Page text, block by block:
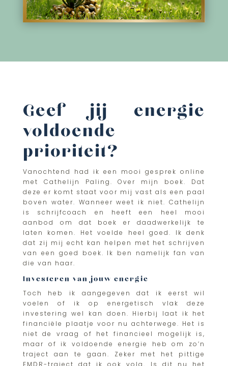
Geef jij energie
voldoende
prioriteit?
Vanochtend had ik een mooi gesprek online
met Cathelijn Paling. Over mijn boek. Dat
deze er komt staat voor mij vast als een paal
boven water. Wanneer weet ik niet. Cathelijn
is schrijfcoach en heeft een heel mooi
aanbod om dat boek er daadwerkelijk te
laten komen. Het voelde heel goed. Ik denk
dat zij mij echt kan helpen met het schrijven
van een goed boek. Ik ben namelijk fan van
die van haar.
Investeren van jouw energie
Toch heb ik aangegeven dat ik eerst wil
voelen of ik op energetisch vlak deze
investering wel kan doen. Hierbij laat ik het
financiële plaatje voor nu achterwege. Het is
niet de vraag of het financieel mogelijk is,
maar of ik voldoende energie heb om zo’n
traject aan te gaan. Zeker met het pittige
EMDR-traject dat ik ook volg. Is dit nu het